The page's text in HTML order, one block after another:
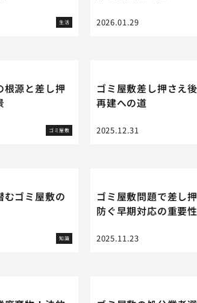
生活 2026.01.29
根源と差し押
ゴミ屋敷
ゴミ屋敷差し押さえ
再建への道
2025.12.31
むゴミ屋敷の
知識
ゴミ屋敷問題で差し
防ぐ早期対応の重要性
2025.11.23